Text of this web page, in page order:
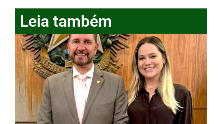
Leia também